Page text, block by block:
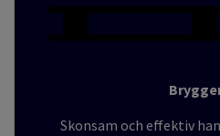
Skonsam och effektiv